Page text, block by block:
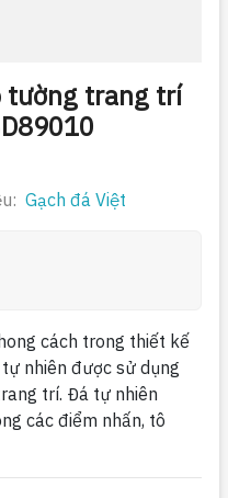
tường trang trí
Gạch đá Việt
cách trong thiết kế
nhiên được sử dụng
trí. Đá tự nhiên
các điểm nhấn, tô